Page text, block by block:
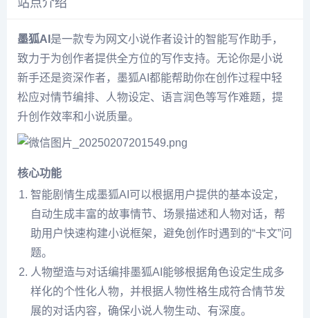
站点介绍
墨狐AI 是一款专为网文小说作者设计的智能写作助手，
致力于为创作者提供全方位的写作支持。无论你是小说
新手还是资深作者，墨狐AI都能帮助你在创作过程中轻
松应对情节编排、人物设定、语言润色等写作难题，提
升创作效率和小说质量。
核心功能
智能剧情生成墨狐AI可以根据用户提供的基本设定，
自动生成丰富的故事情节、场景描述和人物对话，帮
助用户快速构建小说框架，避免创作时遇到的“卡文”问
题。
人物塑造与对话编排墨狐AI能够根据角色设定生成多
样化的个性化人物，并根据人物性格生成符合情节发
展的对话内容，确保小说人物生动、有深度。